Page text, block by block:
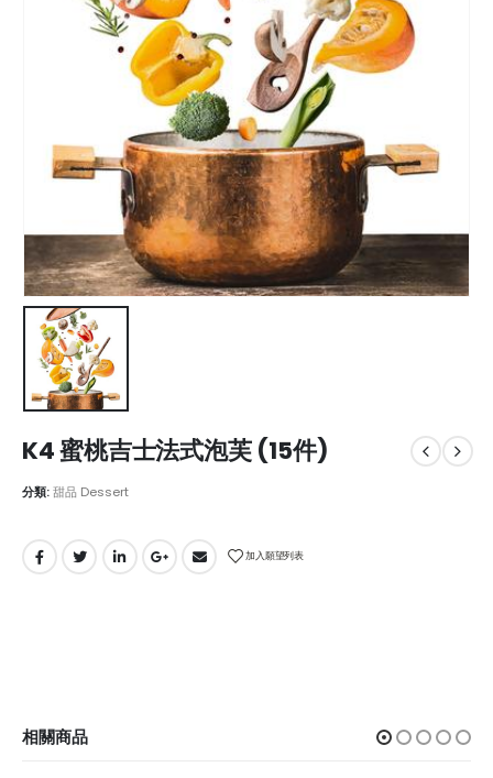
K4 蜜桃吉士法式泡芙 (15件)
分類:甜品 Dessert
加入願望列表
相關商品